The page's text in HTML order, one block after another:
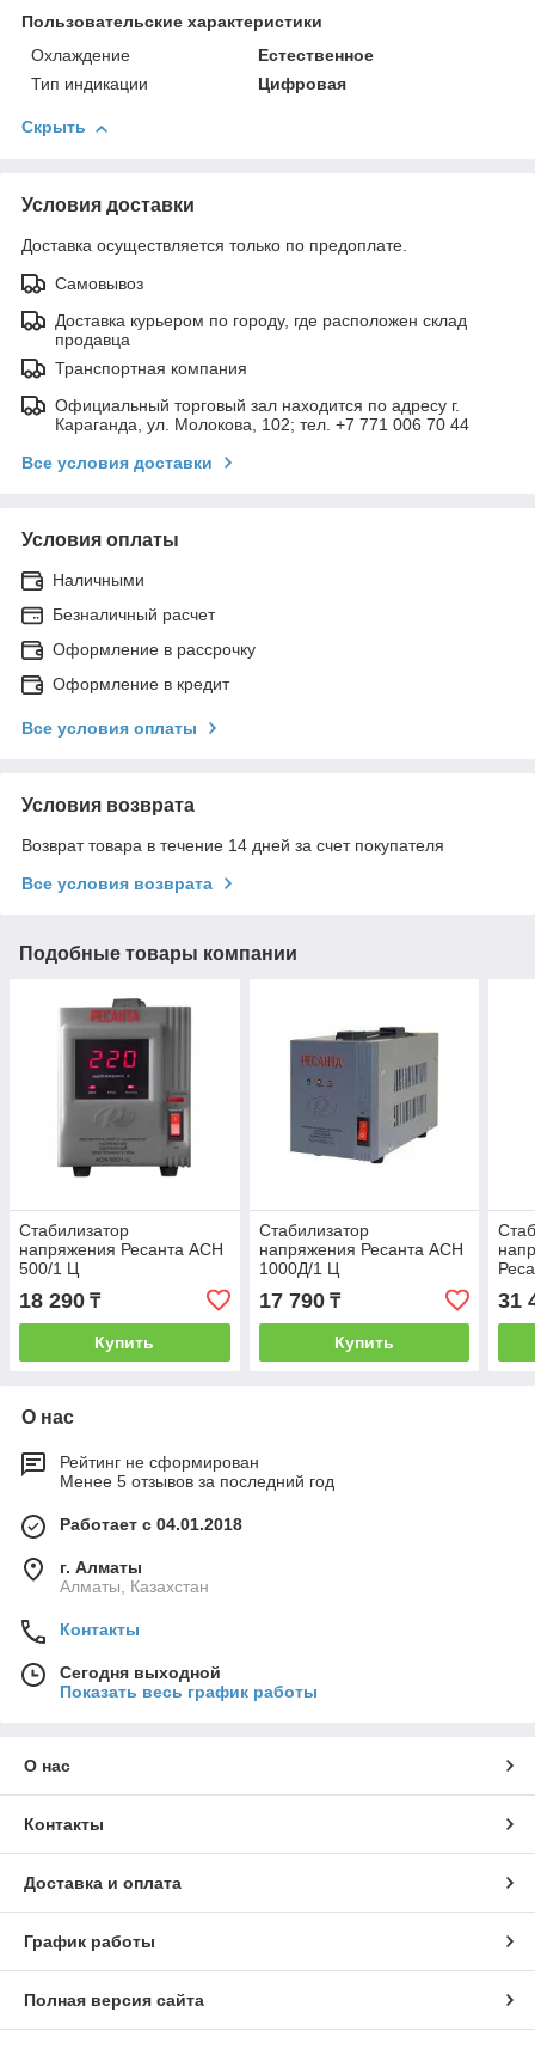
Пользовательские характеристики
Охлаждение
Естественное
Тип индикации
Цифровая
Скрыть
Условия доставки
Доставка осуществляется только по предоплате.
Самовывоз
Доставка курьером по городу, где расположен склад
продавца
Транспортная компания
Официальный торговый зал находится по адресу г.
Караганда, ул. Молокова, 102; тел. +7 771 006 70 44
Все условия доставки
Условия оплаты
Наличными
Безналичный расчет
Оформление в рассрочку
Оформление в кредит
Все условия оплаты
Условия возврата
Возврат товара в течение 14 дней за счет покупателя
Все условия возврата
Подобные товары компании
Стабилизатор
напряжения Ресанта АСН
500/1 Ц
18 290 ₸
Купить
Стабилизатор
напряжения Ресанта АСН
1000Д/1 Ц
17 790₸
Купить
31
О нас
Рейтинг не сформирован
Менее 5 отзывов за последний год
Работает с 04.01.2018
г. Алматы
Алматы, Казахстан
Контакты
Сегодня выходной
Показать весь график работы
О нас
Контакты
Доставка и оплата
График работы
Полная версия сайта